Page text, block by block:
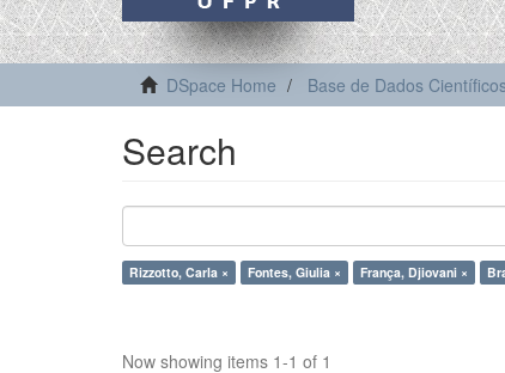
DSpace Home Base de Dados
Search
Rizzotto, Carla × Fontes, Giulia × França, Djiovani ×
Now showing items 1-1 of 1